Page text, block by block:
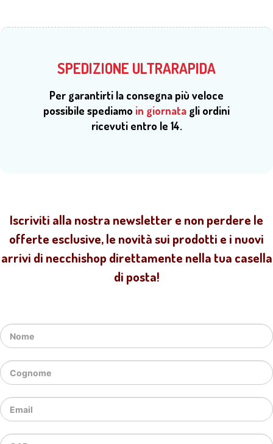
SPEDIZIONE ULTRARAPIDA
Per garantirti la consegna più veloce
possibile spediamo in giornata gli ordini
ricevuti entro le 14.
Iscriviti alla nostra newsletter e non perdere le
offerte esclusive, le novità sui prodotti e i nuovi
arrivi di necchishop direttamente nella tua casella
di posta!